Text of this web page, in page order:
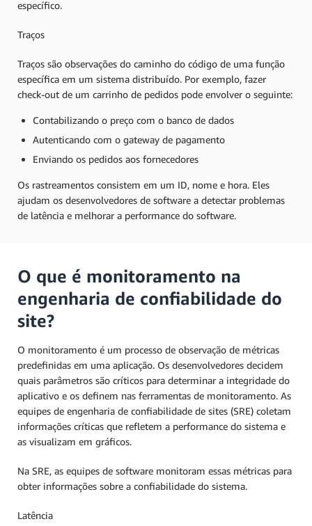
específico.
Traços
Traços são observações do caminho do código de uma função
específica em um sistema distribuído. Por exemplo, fazer
check-out de um carrinho de pedidos pode envolver o seguinte:
Contabilizando o preço com o banco de dados
Autenticando com o gateway de pagamento
Enviando os pedidos aos fornecedores
Os rastreamentos consistem em um ID, nome e hora. Eles
ajudam os desenvolvedores de software a detectar problemas
de latência e melhorar a performance do software.
O que é monitoramento na
engenharia de confiabilidade do
site?
O monitoramento é um processo de observação de métricas
predefinidas em uma aplicação. Os desenvolvedores decidem
quais parâmetros são críticos para determinar a integridade do
aplicativo e os definem nas ferramentas de monitoramento. As
equipes de engenharia de confiabilidade de sites (SRE) coletam
informações críticas que refletem a performance do sistema e
as visualizam em gráficos.
Na SRE, as equipes de software monitoram essas métricas para
obter informações sobre a confiabilidade do sistema.
Latência